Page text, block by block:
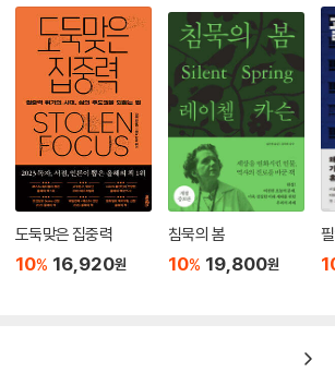
막 뒤에서 발전을 계속해온 인간 정신의 통제기술
을 미칠 수 있다. 만약 좋지 않은 목적을 가진 사람
을 독점하거나 나쁜 의도로 활용한다면 어떻게 될
서나 흔히 봐왔던 상황이 우리의 현실이 될 수도
실 이미 어느 정도 현실화되었다. 이러한 위험성 때
누구를 위한 정신 통제술인가’를 물으면서 경고하
영향을 미치는 ‘인간 통제의 기술’은 인간을 노예로
재력을 계발하는 원천이 될 수 있다. 즉 지금 우
고 사적 활용의 측면을 모두 고려하는 통합적이고
해 어떻게 활용되어야 하는지에 대한 근본적인 질
도둑맞은 집중력
10% 16,920원
침묵의 봄
10% 19,800원